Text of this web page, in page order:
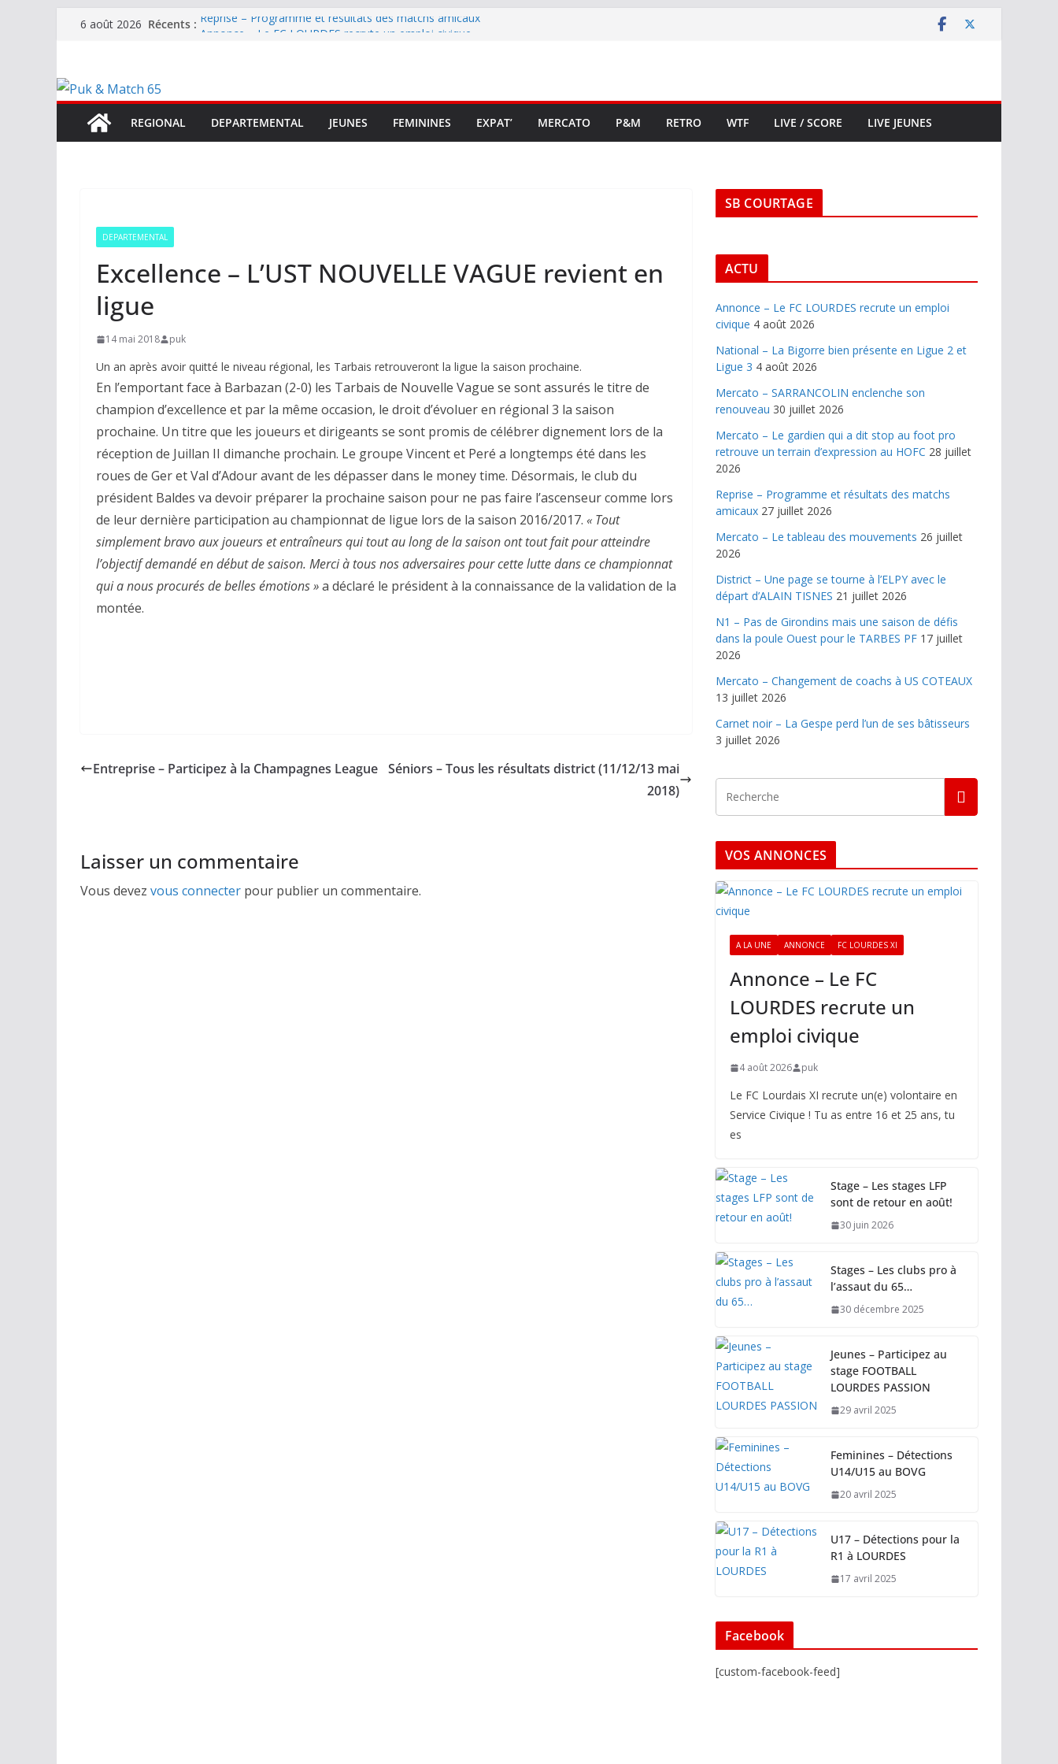
Passer6 août 2026 Récents : Reprise – Programme et résultats des matchs amicaux
terrain d’expression au HOFC
REGIONAL
DEPARTEMENTAL JEUNES FEMININES EXPAT’ MERCATO P&M RETRO WTF LIVE / SCORE LIVE JEUNES
DEPARTEMENTAL
Excellence – L’UST NOUVELLE VAGUE revient en
ligue
14 mai 2018 puk
Un an après avoir quitté le niveau régional, les Tarbais retrouveront la ligue la saison prochaine.
En l’emportant face à Barbazan (2-0) les Tarbais de Nouvelle Vague se sont assurés le titre de
champion d’excellence et par la même occasion, le droit d’évoluer en régional 3 la saison
prochaine. Un titre que les joueurs et dirigeants se sont promis de célébrer dignement lors de la
réception de Juillan II dimanche prochain. Le groupe Vincent et Peré a longtemps été dans les
roues de Ger et Val d’Adour avant de les dépasser dans le money time. Désormais, le club du
président Baldes va devoir préparer la prochaine saison pour ne pas faire l’ascenseur comme lors
de leur dernière participation au championnat de ligue lors de la saison 2016/2017. « Tout
simplement bravo aux joueurs et entraîneurs qui tout au long de la saison ont tout fait pour atteindre
l’objectif demandé en début de saison. Merci à tous nos adversaires pour cette lutte dans ce championnat
qui a nous procurés de belles émotions »a déclaré le président à la connaissance de la validation de la
montée.
Entreprise – Participez à la Champagnes League Séniors – Tous les résultats district (11/12/13 mai
2018)
Laisser un commentaire
Vous devez vous connecter pour publier un commentaire.
SB COURTAGE
ACTU
Annonce – Le FC LOURDES recrute un emploi
civique 4 août 2026
National – La Bigorre bien présente en Ligue 2 et
Ligue 3 4 août 2026
Mercato – SARRANCOLIN enclenche son
renouveau 30 juillet 2026
Mercato – Le gardien qui a dit stop au foot pro
retrouve un terrain d’expression au HOFC 28 juillet
2026
Reprise – Programme et résultats des matchs
amicaux 27 juillet 2026
Mercato – Le tableau des mouvements 26 juillet
2026
District – Une page se tourne à l’ELPY avec le
départ d’ALAIN TISNES 21 juillet 2026
N1 – Pas de Girondins mais une saison de défis
dans la poule Ouest pour le TARBES PF 17 juillet
2026
Mercato – Changement de coachs à US COTEAUX
13 juillet 2026
Carnet noir – La Gespe perd l’un de ses bâtisseurs
3 juillet 2026
VOS ANNONCES
A LA UNE ANNONCE FC LOURDES XI
Annonce – Le FC
LOURDES recrute un
emploi civique
4 août 2026 puk
Le FC Lourdais XI recrute un(e) volontaire en
Service Civique ! Tu as entre 16 et 25 ans, tu
es
Stage – Les stages LFP
sont de retour en août!
30 juin 2026
Stages – Les clubs pro à
l’assaut du 65…
30 décembre 2025
Jeunes – Participez au
stage FOOTBALL
LOURDES PASSION
29 avril 2025
Feminines – Détections
U14/U15 au BOVG
20 avril 2025
U17 – Détections pour la
R1 à LOURDES
17 avril 2025
Facebook
[custom-facebook-feed]